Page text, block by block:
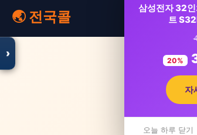
🌏 전국콜
삼성전자 32
트
20%
자
오늘 하루 닫기
›
보기